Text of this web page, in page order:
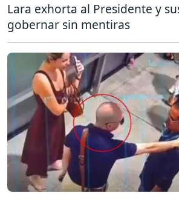
Lara exhorta al Presidente y
gobernar sin mentiras